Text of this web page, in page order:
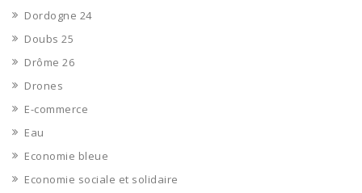
Dordogne 24
Doubs 25
Drôme 26
Drones
E-commerce
Eau
Economie bleue
Economie sociale et solidaire